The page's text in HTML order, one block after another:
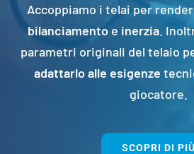
Accoppiamo i telai per
bilanciamento e inerzia.
parametri originali del telaio
adattarlo alle esigenze
giocatore.
SCOPRI DI PIÙ